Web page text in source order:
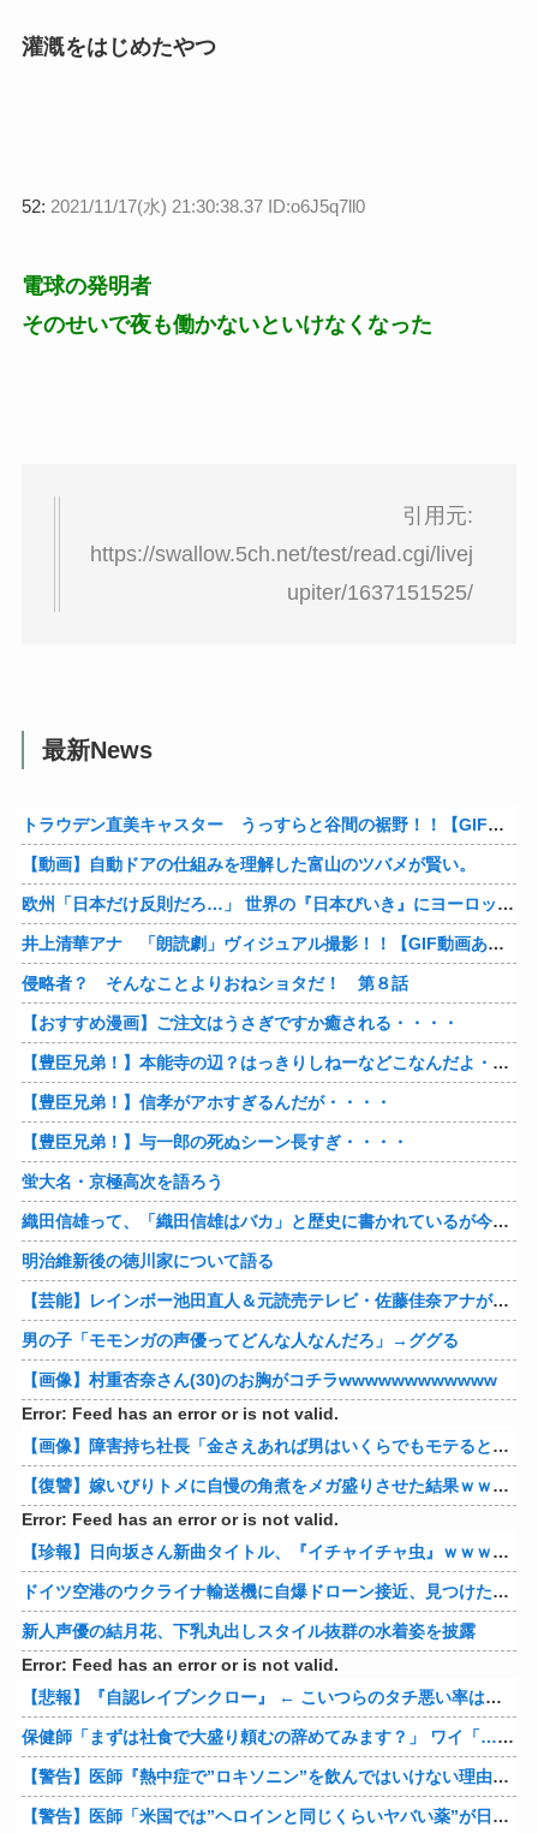
灌漑をはじめたやつ
52: 2021/11/17(水) 21:30:38.37 ID:o6J5q7ll0
電球の発明者
そのせいで夜も働かないといけなくなった
引用元:
https://swallow.5ch.net/test/read.cgi/livej
upiter/1637151525/
最新News
トラウデン直美キャスター うっすらと谷間の裾野！！【GIF動画あり】
【動画】自動ドアの仕組みを理解した富山のツバメが賢い。
欧州「日本だけ反則だろ…」 世界の『日本びいき』にヨーロッパ全土から不満の声
井上清華アナ 「朗読劇」ヴィジュアル撮影！！【GIF動画あり】
侵略者？ そんなことよりおねショタだ！ 第８話
【おすすめ漫画】ご注文はうさぎですか癒される・・・・
【豊臣兄弟！】本能寺の辺？はっきりしねーなどこなんだよ・・・・
【豊臣兄弟！】信孝がアホすぎるんだが・・・・
【豊臣兄弟！】与一郎の死ぬシーン長すぎ・・・・
蛍大名・京極高次を語ろう
織田信雄って、「織田信雄はバカ」と歴史に書かれているが今まで家が残っているんでバカではないよな？
明治維新後の徳川家について語る
【芸能】レインボー池田直人＆元読売テレビ・佐藤佳奈アナが結婚
男の子「モモンガの声優ってどんな人なんだろ」→ググる
【画像】村重杏奈さん(30)のお胸がコチラwwwwwwwwwwww
Error: Feed has an error or is not valid.
【画像】障害持ち社長「金さえあれば男はいくらでもモテるという事を証明してる」
【復讐】嫁いびりトメに自慢の角煮をメガ盛りさせた結果ｗｗｗｗ 他
Error: Feed has an error or is not valid.
【珍報】日向坂さん新曲タイトル、『イチャイチャ虫』ｗｗｗ★2
ドイツ空港のウクライナ輸送機に自爆ドローン接近、見つけた空港職員が蹴り落とす…高性能プラスチック爆弾搭載！
新人声優の結月花、下乳丸出しスタイル抜群の水着姿を披露
Error: Feed has an error or is not valid.
【悲報】『自認レイブンクロー』 ← こいつらのタチ悪い率は異常
保健師「まずは社食で大盛り頼むの辞めてみます？」 ワイ「…食っちゃいけないものを売ってるのか？」
【警告】医師『熱中症で”ロキソニン”を飲んではいけない理由がこれ』
【警告】医師「米国では”ヘロインと同じくらいヤバい薬”が日本では平気で処方されてる」